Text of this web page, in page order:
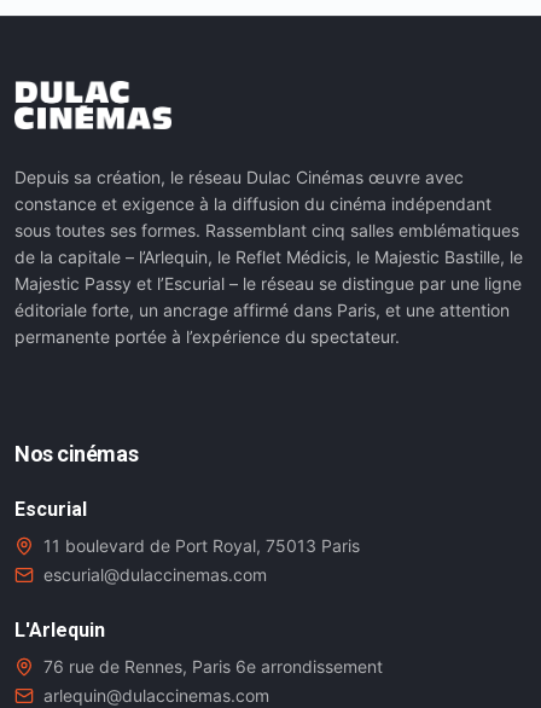
Depuis sa création, le réseau Dulac Cinémas œuvre avec
constance et exigence à la diffusion du cinéma indépendant
sous toutes ses formes. Rassemblant cinq salles emblématiques
de la capitale – l’Arlequin, le Reflet Médicis, le Majestic Bastille, le
Majestic Passy et l’Escurial – le réseau se distingue par une ligne
éditoriale forte, un ancrage affirmé dans Paris, et une attention
permanente portée à l’expérience du spectateur.
Nos cinémas
Escurial
11 boulevard de Port Royal, 75013 Paris
escurial@dulaccinemas.com
L'Arlequin
76 rue de Rennes, Paris 6e arrondissement
arlequin@dulaccinemas.com